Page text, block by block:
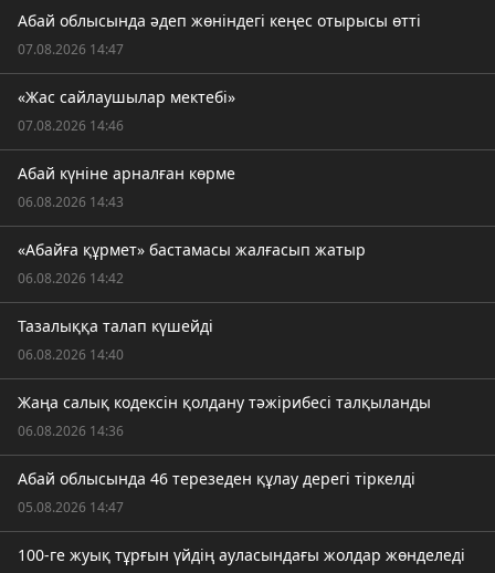
Абай облысында әдеп жөніндегі кеңес отырысы өтті
07.08.2026 14:47
«Жас сайлаушылар мектебі»
07.08.2026 14:46
Абай күніне арналған көрме
06.08.2026 14:43
«Абайға құрмет» бастамасы жалғасып жатыр
06.08.2026 14:42
Тазалыққа талап күшейді
06.08.2026 14:40
Жаңа салық кодексін қолдану тәжірибесі талқыланды
06.08.2026 14:36
Абай облысында 46 терезеден құлау дерегі тіркелді
05.08.2026 14:47
100-ге жуық тұрғын үйдің ауласындағы жолдар жөнделеді